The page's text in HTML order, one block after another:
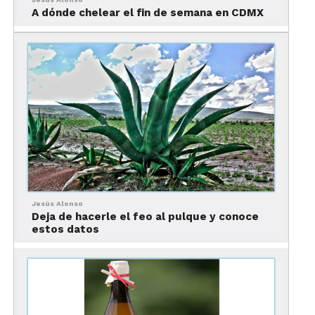
tendrás que probarlo para decidir por ti mismo.
curado. El natural tiene un sabor fuerte y en
ocasiones, amargo; el curado, en cambio, es dulce
porque se prepara con frutas, verduras y semillas,
como mango, apio y piñón. Si nunca lo has
probado, te recomendamos empezar con uno de
estos, ¡no sólo vas a querer un pulque, querrás
varios!
¿Cómo tomarlo?
El mejormaridaje del pulque
barbacoa
. De hecho, muchas de las
más tradicionales sirven deliciosa
A dónde chelear el fin de semana en CDMX
Jesús Alonso
Deja de hacerle el feo al pulque y conoce
estos datos